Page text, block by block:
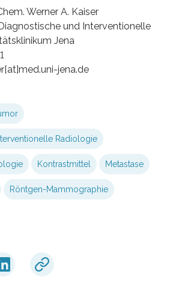
Werner A. Kaiser
und Interventionelle
Jena
jena.de
Radiologie
Kontrastmittel Metastase
Röntgen-Mammographie